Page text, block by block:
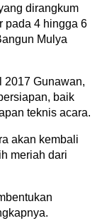
dirangkum
pada 4 hingga 6
Mulya
2017 Gunawan,
baik
teknis acara.
akan kembali
meriah dari